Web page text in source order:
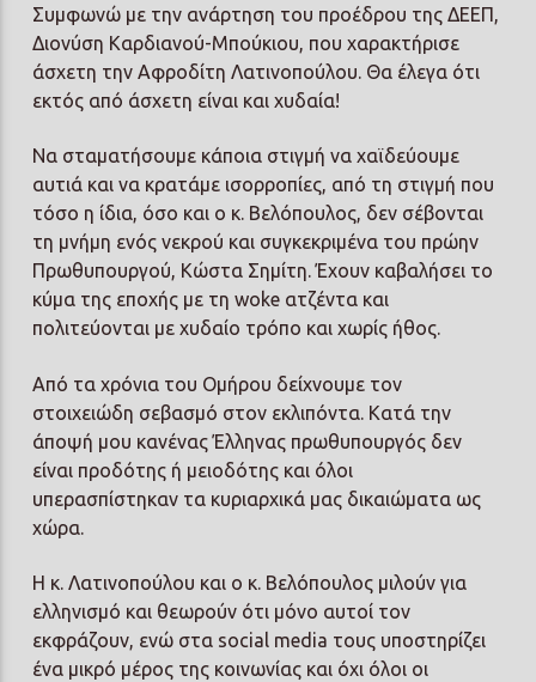
Συμφωνώ με την ανάρτηση του προέδρου της ΔΕΕΠ,
Διονύση Καρδιανού-Μπούκιου, που χαρακτήρισε
άσχετη την Αφροδίτη Λατινοπούλου. Θα έλεγα ότι
εκτός από άσχετη είναι και χυδαία!
Να σταματήσουμε κάποια στιγμή να χαϊδεύουμε
αυτιά και να κρατάμε ισορροπίες, από τη στιγμή που
τόσο η ίδια, όσο και ο κ. Βελόπουλος, δεν σέβονται
τη μνήμη ενός νεκρού και συγκεκριμένα του πρώην
Πρωθυπουργού, Κώστα Σημίτη. Έχουν καβαλήσει το
κύμα της εποχής με τη woke ατζέντα και
πολιτεύονται με χυδαίο τρόπο και χωρίς ήθος.
Από τα χρόνια του Ομήρου δείχνουμε τον
στοιχειώδη σεβασμό στον εκλιπόντα. Κατά την
άποψή μου κανένας Έλληνας πρωθυπουργός δεν
είναι προδότης ή μειοδότης και όλοι
υπερασπίστηκαν τα κυριαρχικά μας δικαιώματα ως
χώρα.
Η κ. Λατινοπούλου και ο κ. Βελόπουλος μιλούν για
ελληνισμό και θεωρούν ότι μόνο αυτοί τον
εκφράζουν, ενώ στα social media τους υποστηρίζει
ένα μικρό μέρος της κοινωνίας και όχι όλοι οι